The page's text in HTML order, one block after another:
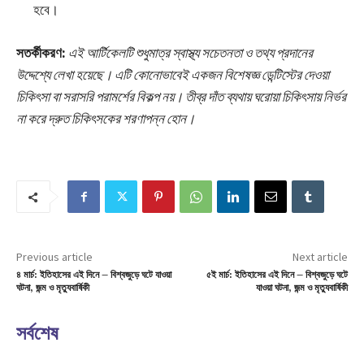
হবে।
সতর্কীকরণ: এই আর্টিকেলটি শুধুমাত্র স্বাস্থ্য সচেতনতা ও তথ্য প্রদানের
উদ্দেশ্যে লেখা হয়েছে। এটি কোনোভাবেই একজন বিশেষজ্ঞ ডেন্টিস্টের দেওয়া
চিকিৎসা বা সরাসরি পরামর্শের বিকল্প নয়। তীব্র দাঁত ব্যথায় ঘরোয়া চিকিৎসায় নির্ভর
না করে দ্রুত চিকিৎসকের শরণাপন্ন হোন।
Previous article
৪ মার্চ: ইতিহাসের এই দিনে – বিশ্বজুড়ে ঘটে যাওয়া
ঘটনা, জন্ম ও মৃত্যুবার্ষিকী
Next article
৫ই মার্চ: ইতিহাসের এই দিনে – বিশ্বজুড়ে ঘটে
যাওয়া ঘটনা, জন্ম ও মৃত্যুবার্ষিকী
সর্বশেষ